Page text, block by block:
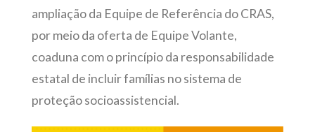
ampliação da Equipe de Referência do CRAS,
por meio da oferta de Equipe Volante,
coaduna com o princípio da responsabilidade
estatal de incluir famílias no sistema de
proteção socioassistencial.